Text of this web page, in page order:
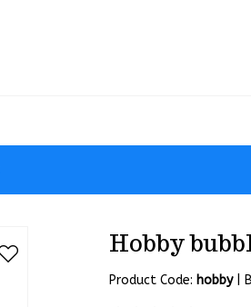
Hobby
Product Code: hobby